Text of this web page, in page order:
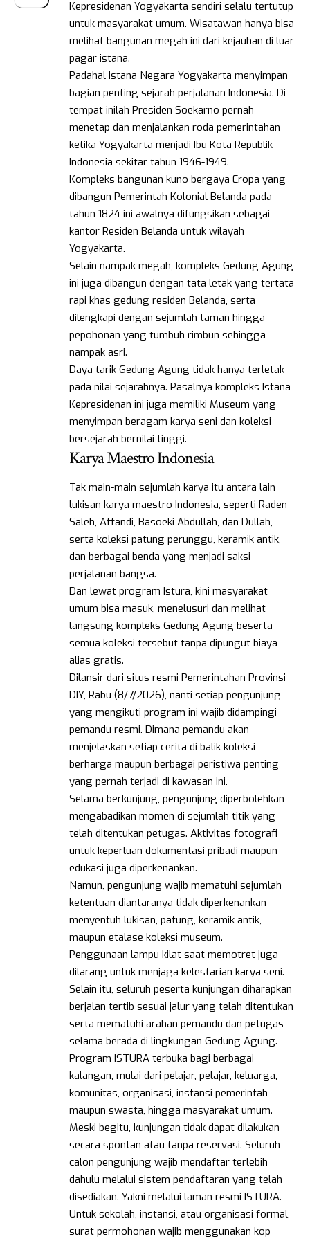
Kepresidenan Yogyakarta sendiri selalu tertutup
untuk masyarakat umum. Wisatawan hanya bisa
melihat bangunan megah ini dari kejauhan di luar
pagar istana.
Padahal Istana Negara Yogyakarta menyimpan
bagian penting sejarah perjalanan Indonesia. Di
tempat inilah Presiden Soekarno pernah
menetap dan menjalankan roda pemerintahan
ketika Yogyakarta menjadi Ibu Kota Republik
Indonesia sekitar tahun 1946-1949.
Kompleks bangunan kuno bergaya Eropa yang
dibangun Pemerintah Kolonial Belanda pada
tahun 1824 ini awalnya difungsikan sebagai
kantor Residen Belanda untuk wilayah
Yogyakarta.
Selain nampak megah, kompleks Gedung Agung
ini juga dibangun dengan tata letak yang tertata
rapi khas gedung residen Belanda, serta
dilengkapi dengan sejumlah taman hingga
pepohonan yang tumbuh rimbun sehingga
nampak asri.
Daya tarik Gedung Agung tidak hanya terletak
pada nilai sejarahnya. Pasalnya kompleks Istana
Kepresidenan ini juga memiliki Museum yang
menyimpan beragam karya seni dan koleksi
bersejarah bernilai tinggi.
Karya Maestro Indonesia
Tak main-main sejumlah karya itu antara lain
lukisan karya maestro Indonesia, seperti Raden
Saleh, Affandi, Basoeki Abdullah, dan Dullah,
serta koleksi patung perunggu, keramik antik,
dan berbagai benda yang menjadi saksi
perjalanan bangsa.
Dan lewat program Istura, kini masyarakat
umum bisa masuk, menelusuri dan melihat
langsung kompleks Gedung Agung beserta
semua koleksi tersebut tanpa dipungut biaya
alias gratis.
Dilansir dari situs resmi Pemerintahan Provinsi
DIY, Rabu (8/7/2026), nanti setiap pengunjung
yang mengikuti program ini wajib didampingi
pemandu resmi. Dimana pemandu akan
menjelaskan setiap cerita di balik koleksi
berharga maupun berbagai peristiwa penting
yang pernah terjadi di kawasan ini.
Selama berkunjung, pengunjung diperbolehkan
mengabadikan momen di sejumlah titik yang
telah ditentukan petugas. Aktivitas fotografi
untuk keperluan dokumentasi pribadi maupun
edukasi juga diperkenankan.
Namun, pengunjung wajib mematuhi sejumlah
ketentuan diantaranya tidak diperkenankan
menyentuh lukisan, patung, keramik antik,
maupun etalase koleksi museum.
Penggunaan lampu kilat saat memotret juga
dilarang untuk menjaga kelestarian karya seni.
Selain itu, seluruh peserta kunjungan diharapkan
berjalan tertib sesuai jalur yang telah ditentukan
serta mematuhi arahan pemandu dan petugas
selama berada di lingkungan Gedung Agung.
Program ISTURA terbuka bagi berbagai
kalangan, mulai dari pelajar, pelajar, keluarga,
komunitas, organisasi, instansi pemerintah
maupun swasta, hingga masyarakat umum.
Meski begitu, kunjungan tidak dapat dilakukan
secara spontan atau tanpa reservasi. Seluruh
calon pengunjung wajib mendaftar terlebih
dahulu melalui sistem pendaftaran yang telah
disediakan. Yakni melalui laman resmi ISTURA.
Untuk sekolah, instansi, atau organisasi formal,
surat permohonan wajib menggunakan kop